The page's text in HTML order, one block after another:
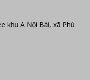
khu A Nội Bài, xã Phú